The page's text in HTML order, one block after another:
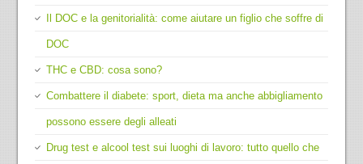
Il DOC e la genitorialità: come aiutare un figlio che soffre di
DOC
THC e CBD: cosa sono?
Combattere il diabete: sport, dieta ma anche abbigliamento
possono essere degli alleati
Drug test e alcool test sui luoghi di lavoro: tutto quello che